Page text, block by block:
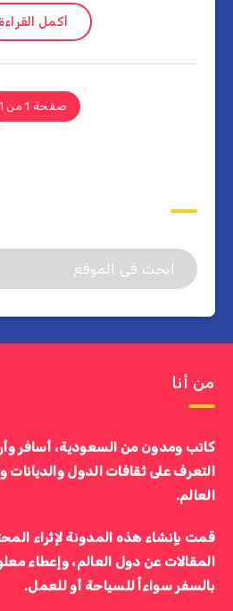
أكمل القراءة
صفحة 1 من 1
من أنا
كاتب ومدون من السعودية، أسافر
التعرف على ثقافات الدول والديانات
العالم.
قمت بإنشاء هذه المدونة لإثراء
المقالات عن دول العالم، وإعطاء
بالسفر سواءاً للسياحة أو للعمل.